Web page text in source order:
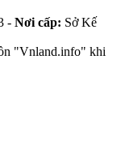
- Nơi cấp: Sở Kế
"Vnland.info" khi